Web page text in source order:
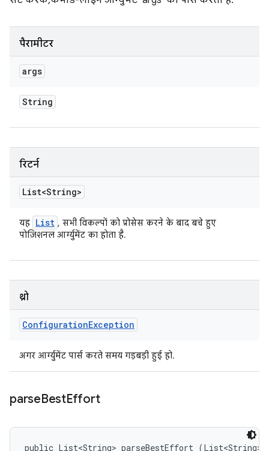
पैरामीटर
args
String
रिटर्न
List<String>
यह List , सभी विकल्पों को प्रोसेस करने के बाद बचे हुए
पोज़िशनल आर्ग्युमेंट का होता है.
थ्रो
ConfigurationException
अगर आर्ग्युमेंट पार्स करते समय गड़बड़ी हुई हो.
parseBestEffort
public List<String> parseBestEffort (List<String>